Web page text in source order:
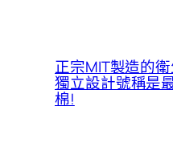
正宗MIT製造的
獨立設計號稱是
棉!